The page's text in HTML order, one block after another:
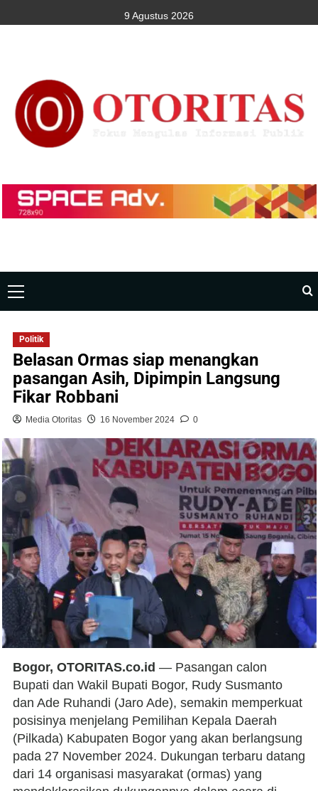
9 Agustus 2026
Politik
Belasan Ormas siap menangkan
pasangan Asih, Dipimpin Langsung
Fikar Robbani
Media Otoritas 16 November 2024 0
Bogor, OTORITAS.co.id — Pasangan calon
Bupati dan Wakil Bupati Bogor, Rudy Susmanto
dan Ade Ruhandi (Jaro Ade), semakin memperkuat
posisinya menjelang Pemilihan Kepala Daerah
(Pilkada) Kabupaten Bogor yang akan berlangsung
pada 27 November 2024. Dukungan terbaru datang
dari 14 organisasi masyarakat (ormas) yang